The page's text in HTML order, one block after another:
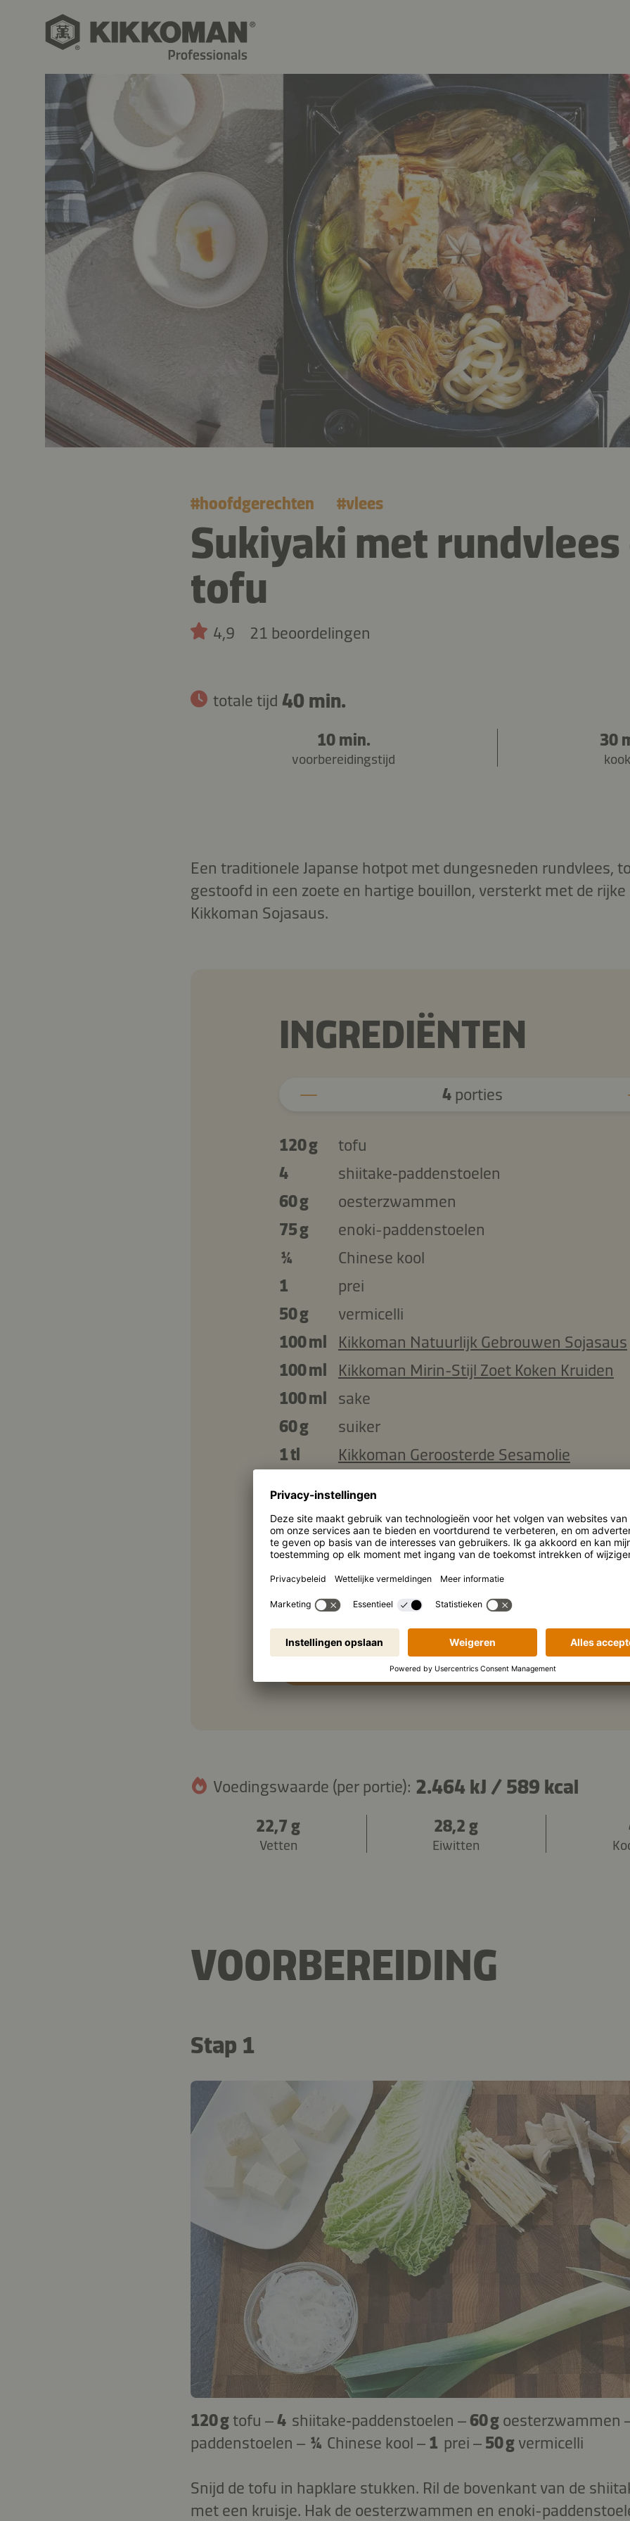
#hoofdgerechten #vlees
Sukiyaki met rundvlees
tofu
4,9 21 beoordelingen
totale tijd 40 min.
10 min.
voorbereidingstijd
30
Een traditionele Japanse hotpot met dungesneden rundvlees,
gestoofd in een zoete en hartige bouillon, versterkt met de
Kikkoman Sojasaus.
INGREDIËNTEN
4porties
120 g
tofu
4
shiitake‑paddenstoelen
60 g
oesterzwammen
75 g
enoki-paddenstoelen
¼
Chinese kool
1
prei
50 g
vermicelli
100 ml
Kikkoman Natuurlijk Gebrouwen Sojasaus
100 ml
Kikkoman Mirin-Stijl Zoet Koken Kruiden
100 ml
sake
60 g
suiker
1 tl
Kikkoman Geroosterde Sesamolie
mm)
2 el
azijn
4
eieren
150 g
gekookte udon-noedels
ingrediënten kopiëren
Voedingswaarde (per portie): 2.464 kJ / 589 kcal
22,7 g
Vetten
28,2 g
Eiwitten
VOORBEREIDING
Stap 1
120 gtofu –4 shiitake‑paddenstoelen – 60 g oesterzwammen
paddenstoelen – ¼ Chinese kool – 1 prei – 50 g vermicelli
Snijd de tofu in hapklare stukken. Ril de bovenkant van de
met een kruisje. Hak de oesterzwammen en enoki-